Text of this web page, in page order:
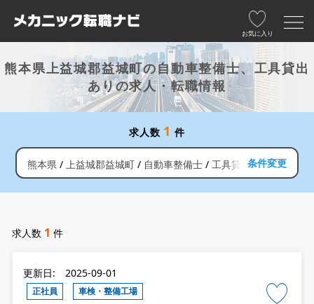
お気に入り
熊本県上益城郡益城町の自動車整備士、工具貸出
ありの求人・転職情報
求人数 1 件
熊本県 上益城郡益城町 自動車整備士 工具貸出あり
条件変更
求人数 1 件
更新日: 2025-09-01
正社員 車検・整備工場